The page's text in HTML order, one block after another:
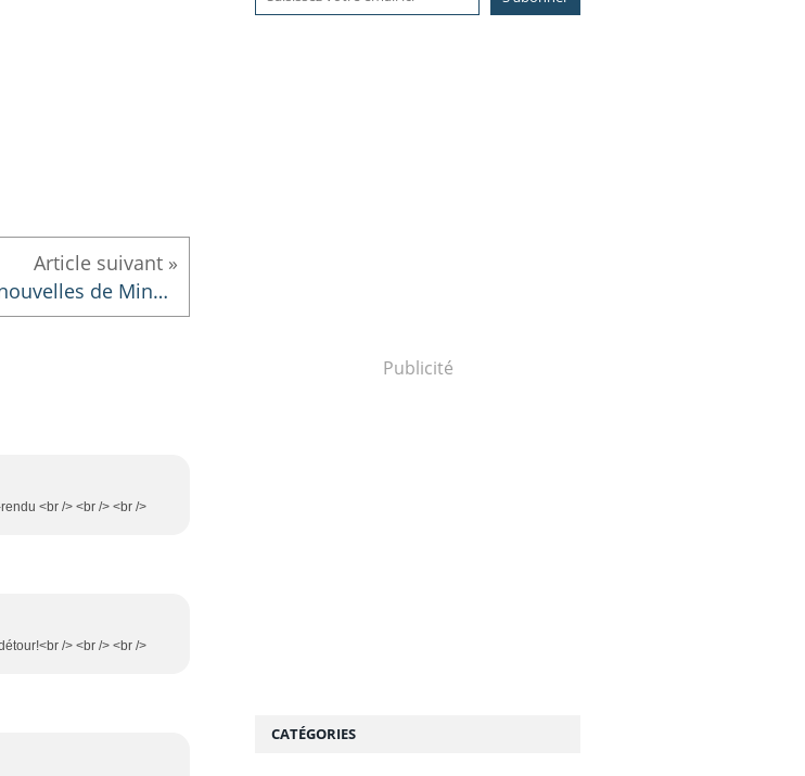
Quelques nouvelles de Minette
<br /> <br /> <br />
/> <br /> <br />
Publicité
CATÉGORIES